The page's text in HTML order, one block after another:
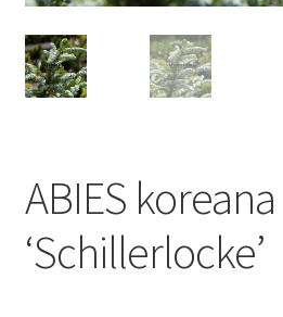
ABIES koreana
‘Schillerlocke’